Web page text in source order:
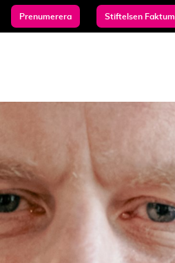
Prenumerera Stiftelsen Faktum